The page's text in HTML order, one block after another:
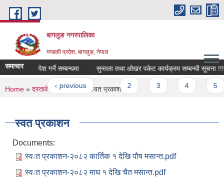
Skip to main content
बागलुङ नगरपालिका
गण्डकी प्रदेश, बागलुङ, नेपाल
समाचार
कोटेशन पेश गर्ने सम्बन्धमा सुन्तला तथा ओखर पकेट कार्यक्रम सम्बन्धी सूचना !!!
« first ‹ previous … 2
You are here
Home » दस्तावेज »प्रकाशन» स्वत प्रकाशन
स्वत प्रकाशन
Documents:
स्वःत प्रकाशन-२०८२ कार्तिक १ देखि पौष मसान्त.pdf
स्वःत प्रकाशन-२०८२ माघ १ देखि चैत मसान्त.pdf